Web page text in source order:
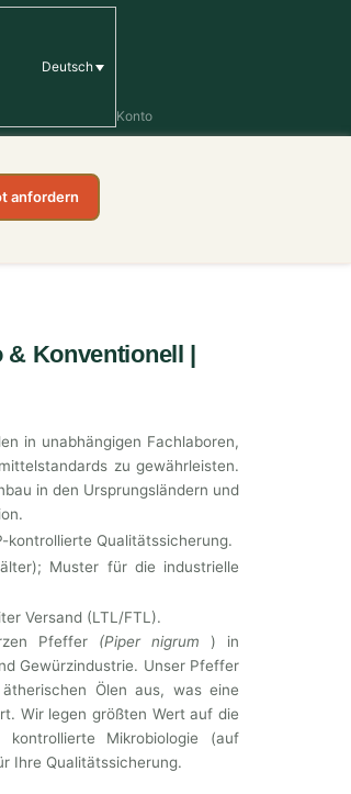
Konto
Deutsch
anfordern
& Konventionell |
in unabhängigen Fachlaboren,
zu gewährleisten.
in den Ursprungsländern und
kontrollierte Qualitätssicherung.
Muster für die industrielle
Versand (LTL/FTL).
Pfeffer (Piper nigrum ) in
Gewürzindustrie. Unser Pfeffer
Ölen aus, was eine
Wir legen größten Wert auf die
kontrollierte Mikrobiologie (auf
Ihre Qualitätssicherung.